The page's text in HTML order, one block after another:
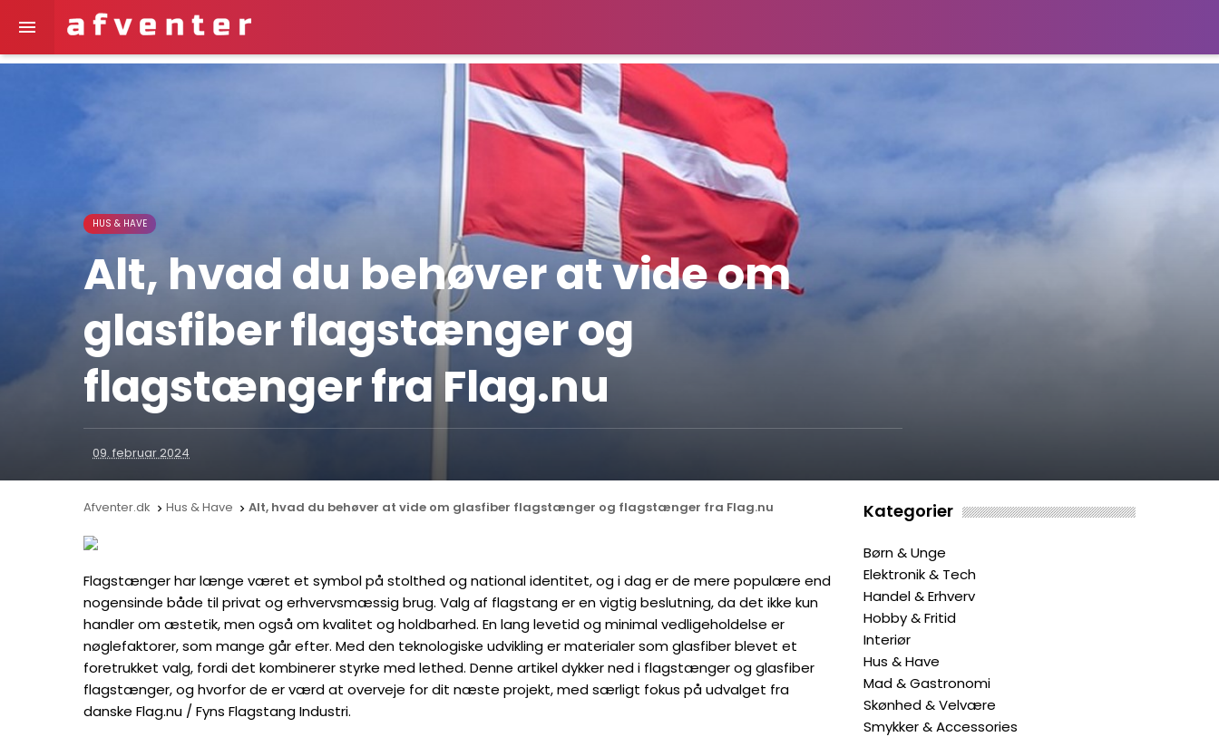

HUS & HAVE
Alt, hvad du behøver at vide om
glasfiber flagstænger og
flagstænger fra Flag.nu
09. februar 2024
Afventer.dk  Hus & Have  Alt, hvad du behøver at vide om glasfiber flagstænger og flagstænger fra Flag.nu
Flagstænger har længe været et symbol på stolthed og national identitet, og i dag er de mere populære end
nogensinde både til privat og erhvervsmæssig brug. Valg af flagstang er en vigtig beslutning, da det ikke kun
handler om æstetik, men også om kvalitet og holdbarhed. En lang levetid og minimal vedligeholdelse er
nøglefaktorer, som mange går efter. Med den teknologiske udvikling er materialer som glasfiber blevet et
foretrukket valg, fordi det kombinerer styrke med lethed. Denne artikel dykker ned i flagstænger og glasfiber
flagstænger, og hvorfor de er værd at overveje for dit næste projekt, med særligt fokus på udvalget fra
danske Flag.nu / Fyns Flagstang Industri.
Kategorier
Børn & Unge
Elektronik & Tech
Handel & Erhverv
Hobby & Fritid
Interiør
Hus & Have
Mad & Gastronomi
Skønhed & Velvære
Smykker & Accessories